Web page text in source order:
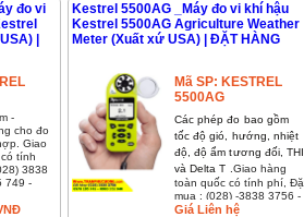
đo vi
|
-
cho đo
Giao
tính
3838
749 -
Kestrel 5500AG _Máy đo vi khí hậu
Kestrel 5500AG Agriculture Weather
Meter (Xuất xứ USA) | ĐẶT HÀNG
Mã SP: KESTREL
5500AG
Các phép đo bao gồm
tốc độ gió, hướng, nhiệt
độ, độ ẩm tương đối, THI
và Delta T . Giao hàng
toàn quốc có tính phí,
mua : (028) -3838 3756 -
0978 195 749 - 0903 352
Giá Liên hệ